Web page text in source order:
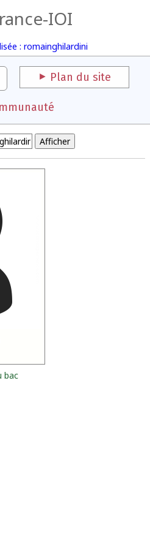
IOI
: romainghilardini
Plan du site
bac